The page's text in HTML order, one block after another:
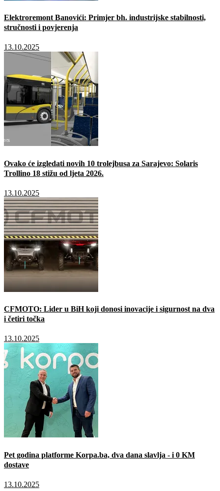
Elektroremont Banovići: Primjer bh. industrijske stabilnosti,
stručnosti i povjerenja
13.10.2025
Ovako će izgledati novih 10 trolejbusa za Sarajevo: Solaris
Trollino 18 stižu od ljeta 2026.
13.10.2025
CFMOTO: Lider u BiH koji donosi inovacije i sigurnost na dva
i četiri točka
13.10.2025
Pet godina platforme Korpa.ba, dva dana slavlja - i 0 KM
dostave
13.10.2025